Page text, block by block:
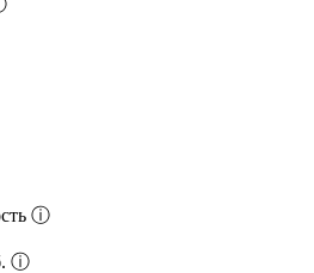
ⓘ
ⓘ